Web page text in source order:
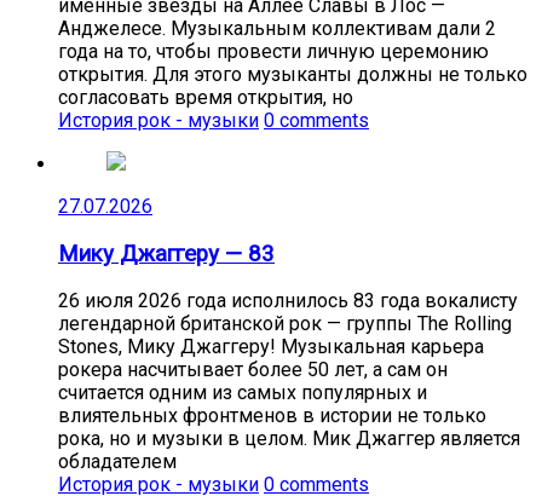
именные звёзды на Аллее Славы в Лос —
Анджелесе. Музыкальным коллективам дали 2
года на то, чтобы провести личную церемонию
открытия. Для этого музыканты должны не только
согласовать время открытия, но
История рок - музыки 0 comments
27.07.2026
Мику Джаггеру — 83
26 июля 2026 года исполнилось 83 года вокалисту
легендарной британской рок — группы The Rolling
Stones, Мику Джаггеру! Музыкальная карьера
рокера насчитывает более 50 лет, а сам он
считается одним из самых популярных и
влиятельных фронтменов в истории не только
рока, но и музыки в целом. Мик Джаггер является
обладателем
История рок - музыки 0 comments